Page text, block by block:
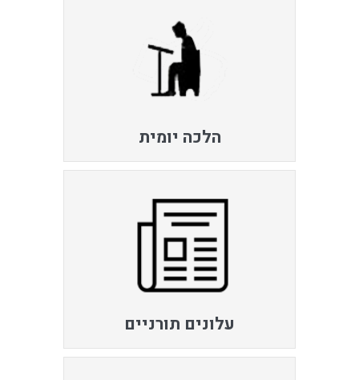
הלכה יומית
עלונים תורניים